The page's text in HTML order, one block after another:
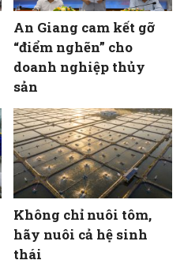
An Giang cam kết gỡ
“điểm nghẽn” cho
doanh nghiệp thủy
sản
Không chỉ nuôi tôm,
hãy nuôi cả hệ sinh
thái